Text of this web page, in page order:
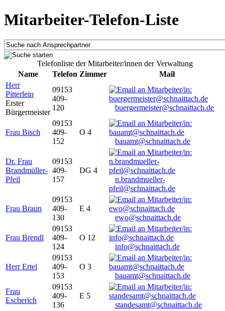
Mitarbeiter-Telefon-Liste
Telefonliste der Mitarbeiter/innen der Verwaltung
Name
Telefon Zimmer
Mail
Herr
Pitterlein
Erster
Bürgermeister
09153
409-
120
buergermeister@schnaittach.de
Frau Bisch
09153
409-
152
O 4
bauamt@schnaittach.de
Dr. Frau
Brandmüller-
Pfeil
09153
409-
157
DG 4
n.brandmueller-
pfeil@schnaittach.de
Frau Braun
09153
409-
130
E 4
ewo@schnaittach.de
Frau Brendl
09153
409-
124
O 12
info@schnaittach.de
Herr Ertel
09153
409-
153
O 3
bauamt@schnaittach.de
Frau
Escherich
09153
409-
136
E 5
standesamt@schnaittach.de